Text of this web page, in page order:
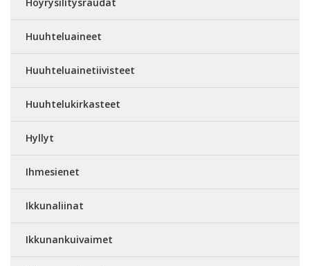
Huuhteluaineet
Huuhteluainetiivisteet
Huuhtelukirkasteet
Hyllyt
Ihmesienet
Ikkunaliinat
Ikkunankuivaimet